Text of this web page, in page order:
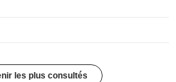
les plus consultés